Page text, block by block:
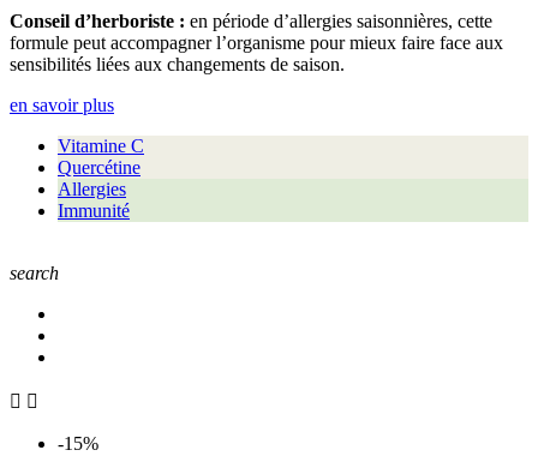
Conseil d’herboriste : en période d’allergies saisonnières, cette
formule peut accompagner l’organisme pour mieux faire face aux
sensibilités liées aux changements de saison.
en savoir plus
Vitamine C
Quercétine
Allergies
Immunité
search
 
-15%